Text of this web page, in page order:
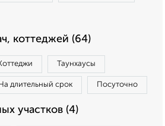
коттеджей (64)
Таунхаусы
На длительный срок Посуточно
участков (4)